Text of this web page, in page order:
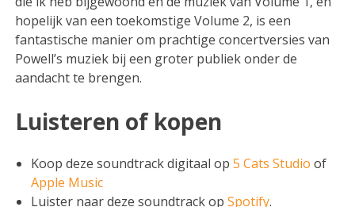
hopelijk van een toekomstige Volume 2, is een
fantastische manier om prachtige concertversies van
Powell’s muziek bij een groter publiek onder de
aandacht te brengen.
Luisteren of kopen
Koop deze soundtrack digitaal op5 Cats Studio of
Apple Music
Luister naar deze soundtrack opSpotify.